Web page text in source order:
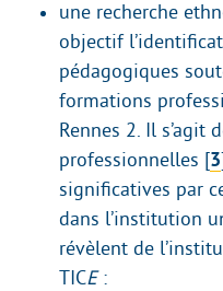
une recherche
objectif
pédagogiques
formations
Rennes 2. Il s’agit
professionnelles [3]
significatives par
dans l’institution
révèlent de
TICE: